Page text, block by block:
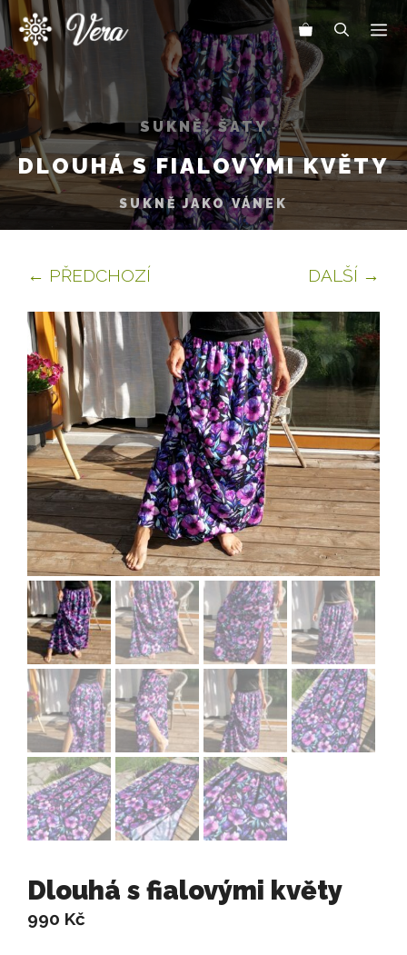
Přeskočit
na
obsah
SUKNĚ, ŠATY
DLOUHÁ S FIALOVÝMI KVĚTY
SUKNĚ JAKO VÁNEK
← PŘEDCHOZÍ DALŠÍ →
Dlouhá s fialovými květy
990 Kč